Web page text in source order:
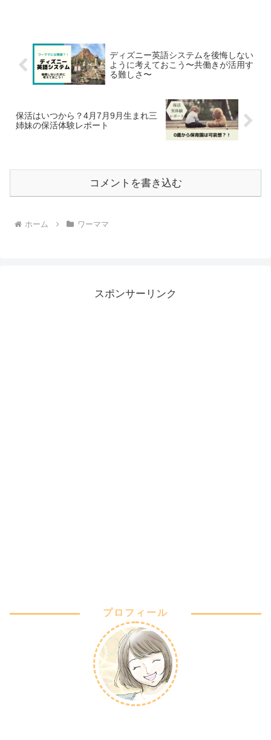
ディズニー英語システムを後悔しない
ように考えておこう〜共働きが活用す
る難しさ〜
保活はいつから？4月7月9月生まれ三
姉妹の保活体験レポート
コメントを書き込む
ホーム ワーママ
スポンサーリンク
プロフィール